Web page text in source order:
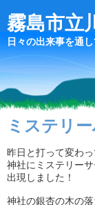
霧島市立
日々の出来事を通
ミステリ
昨日と打って変わ
神社にミステリー
出現しました！
神社の銀杏の木の